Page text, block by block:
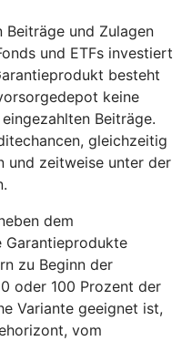
und Zulagen
und ETFs investiert
besteht
keine
Beiträge.
gleichzeitig
und zeitweise unter der
dem
Garantieprodukte
zu Beginn der
oder 100 Prozent der
Variante geeignet ist,
vom